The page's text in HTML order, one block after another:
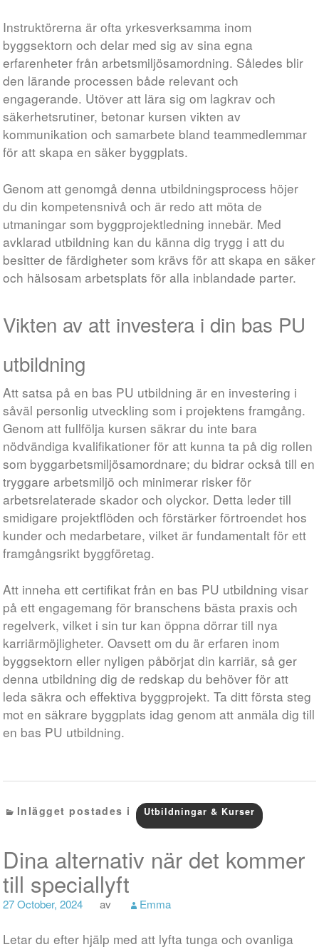
Instruktörerna är ofta yrkesverksamma inom
byggsektorn och delar med sig av sina egna
erfarenheter från arbetsmiljösamordning. Således blir
den lärande processen både relevant och
engagerande. Utöver att lära sig om lagkrav och
säkerhetsrutiner, betonar kursen vikten av
kommunikation och samarbete bland teammedlemmar
för att skapa en säker byggplats.
Genom att genomgå denna utbildningsprocess höjer
du din kompetensnivå och är redo att möta de
utmaningar som byggprojektledning innebär. Med
avklarad utbildning kan du känna dig trygg i att du
besitter de färdigheter som krävs för att skapa en säker
och hälsosam arbetsplats för alla inblandade parter.
Vikten av att investera i din bas PU
utbildning
Att satsa på en bas PU utbildning är en investering i
såväl personlig utveckling som i projektens framgång.
Genom att fullfölja kursen säkrar du inte bara
nödvändiga kvalifikationer för att kunna ta på dig rollen
som byggarbetsmiljösamordnare; du bidrar också till en
tryggare arbetsmiljö och minimerar risker för
arbetsrelaterade skador och olyckor. Detta leder till
smidigare projektflöden och förstärker förtroendet hos
kunder och medarbetare, vilket är fundamentalt för ett
framgångsrikt byggföretag.
Att inneha ett certifikat från en bas PU utbildning visar
på ett engagemang för branschens bästa praxis och
regelverk, vilket i sin tur kan öppna dörrar till nya
karriärmöjligheter. Oavsett om du är erfaren inom
byggsektorn eller nyligen påbörjat din karriär, så ger
denna utbildning dig de redskap du behöver för att
leda säkra och effektiva byggprojekt. Ta ditt första steg
mot en säkrare byggplats idag genom att anmäla dig till
en bas PU utbildning.
Inlägget postades i Utbildningar & Kurser
Dina alternativ när det kommer
till speciallyft
27 October, 2024 av Emma
Letar du efter hjälp med att lyfta tunga och ovanliga